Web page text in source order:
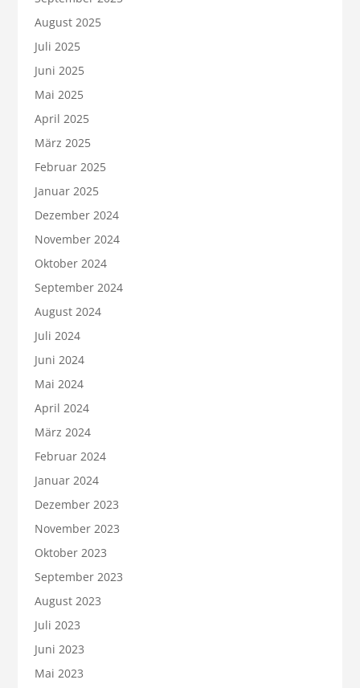
August 2025
Juli 2025
Juni 2025
Mai 2025
April 2025
März 2025
Februar 2025
Januar 2025
Dezember 2024
November 2024
Oktober 2024
September 2024
August 2024
Juli 2024
Juni 2024
Mai 2024
April 2024
März 2024
Februar 2024
Januar 2024
Dezember 2023
November 2023
Oktober 2023
September 2023
August 2023
Juli 2023
Juni 2023
Mai 2023